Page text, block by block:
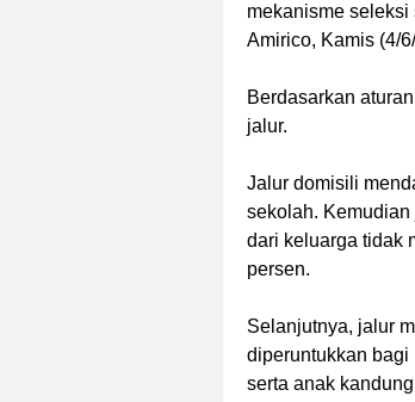
mekanisme
Amirico, Kamis (4/
Berdasarkan
jalur.
Jalur domisili
sekolah.
dari keluarga tidak
persen.
Selanjutnya, jalur
diperuntukkan bagi
serta anak